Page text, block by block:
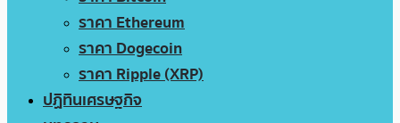
ราคา Ethereum
ราคา Dogecoin
ราคา Ripple (XRP)
ปฏิทินเศรษฐกิจ